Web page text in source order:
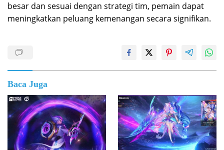
besar dan sesuai dengan strategi tim, pemain dapat
meningkatkan peluang kemenangan secara signifikan.
Baca Juga